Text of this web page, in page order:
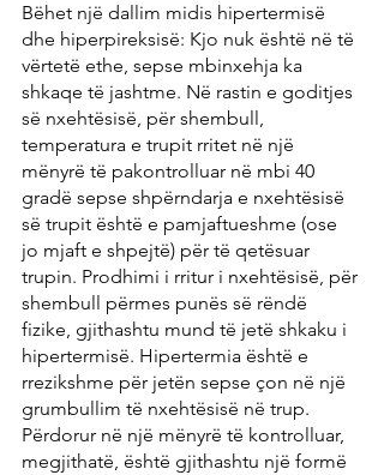
Bëhet një dallim midis hipertermisë
dhe hiperpireksisë: Kjo nuk është në të
vërtetë ethe, sepse mbinxehja ka
shkaqe të jashtme. Në rastin e goditjes
së nxehtësisë, për shembull,
temperatura e trupit rritet në një
mënyrë të pakontrolluar në mbi 40
gradë sepse shpërndarja e nxehtësisë
së trupit është e pamjaftueshme (ose
jo mjaft e shpejtë) për të qetësuar
trupin. Prodhimi i rritur i nxehtësisë, për
shembull përmes punës së rëndë
fizike, gjithashtu mund të jetë shkaku i
hipertermisë. Hipertermia është e
rrezikshme për jetën sepse çon në një
grumbullim të nxehtësisë në trup.
Përdorur në një mënyrë të kontrolluar,
megjithatë, është gjithashtu një formë